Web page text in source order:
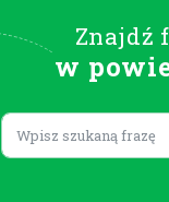
Znajdź
w
Lorem ipsum